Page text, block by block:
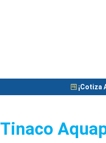
¡Cotiza
Tinaco